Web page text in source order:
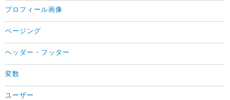
プロフィール画像
ページング
ヘッダー・フッター
変数
ユーザー